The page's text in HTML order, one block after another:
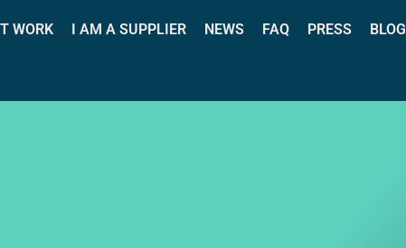
WORK I AM A SUPPLIER NEWS FAQ PRESS BLOG